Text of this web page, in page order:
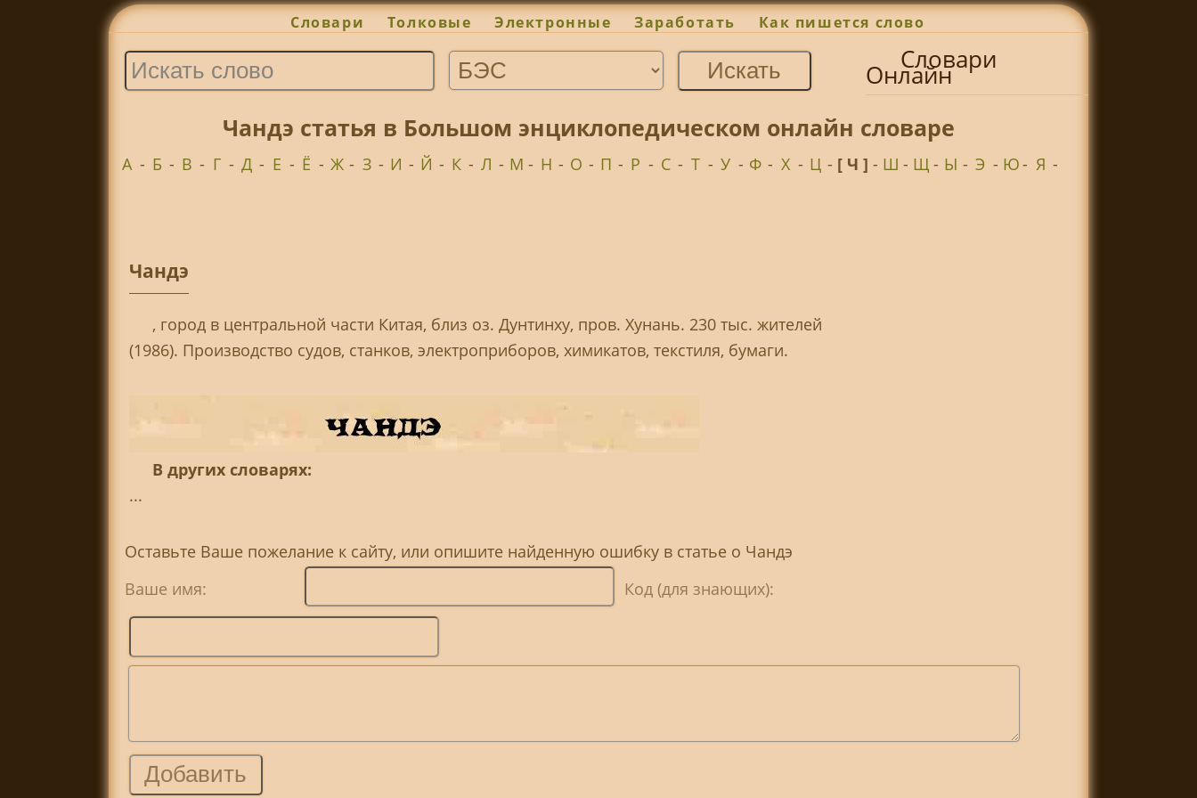
Словари Толковые Электронные Заработать Как пишется слово
Словари
Онлайн
Чандэ статья в Большом энциклопедическом онлайн словаре
А - Б - В - Г - Д - Е - Ё - Ж - З - И - Й - К - Л - М - Н - О - П - Р - С - Т - У - Ф - Х - Ц - [ Ч ]- Ш - Щ- Ы - Э - Ю- Я -
Чандэ
, город в центральной части Китая, близ оз. Дунтинху, пров. Хунань. 230 тыс. жителей
(1986). Производство судов, станков, электроприборов, химикатов, текстиля, бумаги.
В других словарях:
...
Оставьте Ваше пожелание к сайту, или опишите найденную ошибку в статье о Чандэ
Ваше имя:
Код (для знающих):